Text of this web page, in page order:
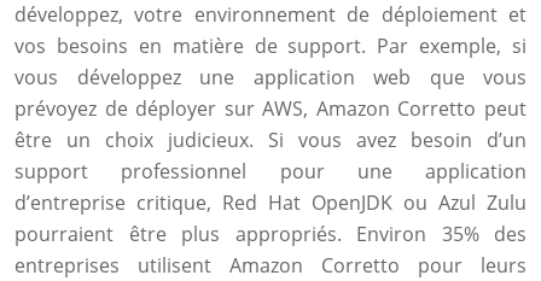
développez, votre environnement de déploiement et
vos besoins en matière de support. Par exemple, si
vous développez une application web que vous
prévoyez de déployer sur AWS, Amazon Corretto peut
être un choix judicieux. Si vous avez besoin d’un
support professionnel pour une application
d’entreprise critique, Red Hat OpenJDK ou Azul Zulu
pourraient être plus appropriés. Environ 35% des
entreprises utilisent Amazon Corretto pour leurs